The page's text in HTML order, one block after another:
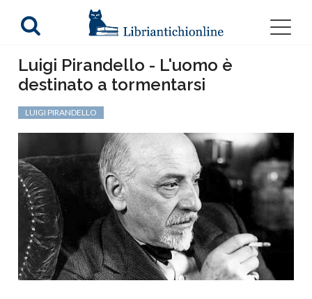
Luigi Pirandello - L'uomo è
destinato a tormentarsi
LUIGI PIRANDELLO